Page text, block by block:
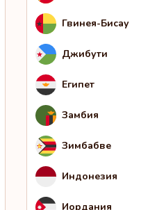
Гвинея-Бисау
Джибути
Египет
Замбия
Зимбабве
Индонезия
Иордания